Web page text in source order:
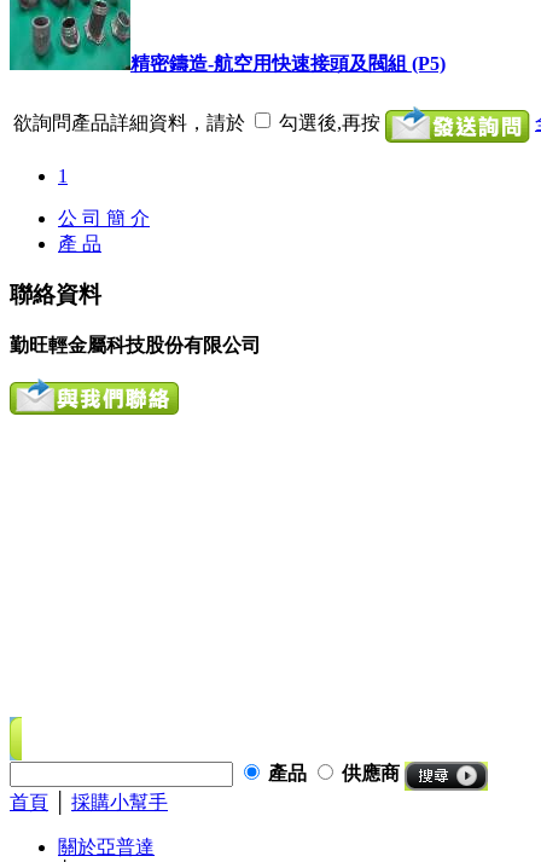
精密鑄造-航空用快速接頭及閥組 (P5)
欲詢問產品詳細資料，請於 勾選後,再按
1
公 司 簡 介
產 品
聯絡資料
勤旺輕金屬科技股份有限公司
產品
供應商
首頁
採購小幫手
關於亞普達